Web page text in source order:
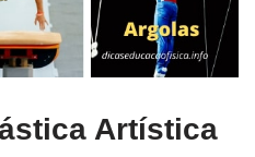
Artística